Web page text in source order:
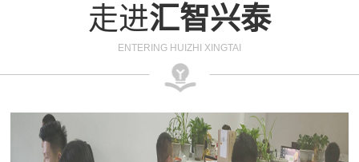
现技术成果转化，成为企业独有的核心价值和
竞争力，并以此开展生产经营活动的企业。
02. 成为...
走进汇智兴泰
ENTERING HUIZHI XINGTAI